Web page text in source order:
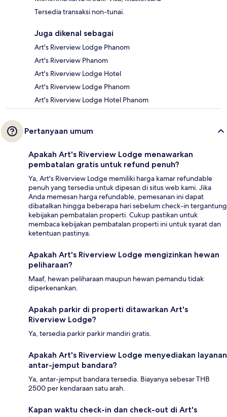
Tersedia transaksi non-tunai.
Juga dikenal sebagai
Art's Riverview Lodge Phanom
Art's Riverview Phanom
Art's Riverview Lodge Hotel
Art's Riverview Lodge Phanom
Art's Riverview Lodge Hotel Phanom
Pertanyaan umum
Apakah Art's Riverview Lodge menawarkan
pembatalan gratis untuk refund penuh?
Ya, Art's Riverview Lodge memiliki harga kamar refundable
penuh yang tersedia untuk dipesan di situs web kami. Jika
Anda memesan harga refundable, pemesanan ini dapat
dibatalkan hingga beberapa hari sebelum check-in tergantung
kebijakan pembatalan properti. Cukup pastikan untuk
membaca kebijakan pembatalan properti ini untuk syarat dan
ketentuan pastinya.
Apakah Art's Riverview Lodge mengizinkan hewan
peliharaan?
Maaf, hewan peliharaan maupun hewan pemandu tidak
diperkenankan.
Apakah parkir di properti ditawarkan Art's
Riverview Lodge?
Ya, tersedia parkir parkir mandiri gratis.
Apakah Art's Riverview Lodge menyediakan layanan
antar-jemput bandara?
Ya, antar-jemput bandara tersedia. Biayanya sebesar THB
2500 per kendaraan satu arah.
Kapan waktu check-in dan check-out di Art's